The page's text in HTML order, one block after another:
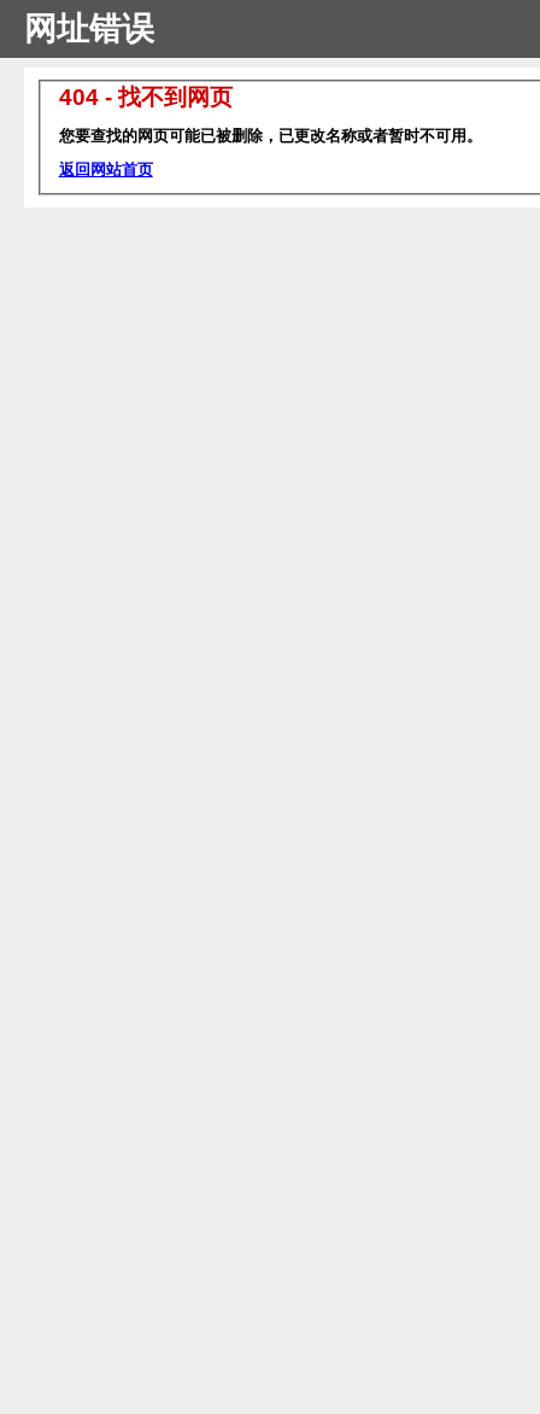
网址错误
404 - 找不到网页
您要查找的网页可能已被删除，已更改名称或者暂时不可用。
返回网站首页